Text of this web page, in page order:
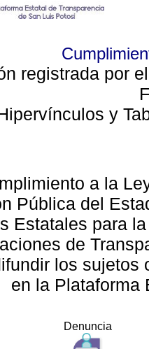
registrada por
y
a la
Pública del
Estatales para
de
los sujetos
en la Plataforma
Denuncia